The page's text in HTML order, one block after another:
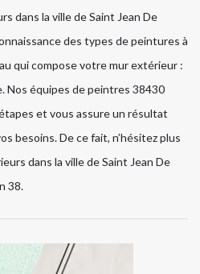
dans la ville de Saint Jean De
des types de peintures à
qui compose votre mur extérieur :
Nos équipes de peintres 38430
et vous assure un résultat
besoins. De ce fait, n’hésitez plus
dans la ville de Saint Jean De
38.